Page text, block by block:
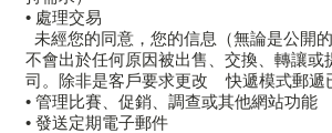
• 處理交易
未經您的同意，您的信息（無論是公開
不會出於任何原因被出售、交換、轉讓或
司。除非是客戶要求更改 快遞模式郵遞
• 管理比賽、促銷、調查或其他網站功能
• 發送定期電子郵件